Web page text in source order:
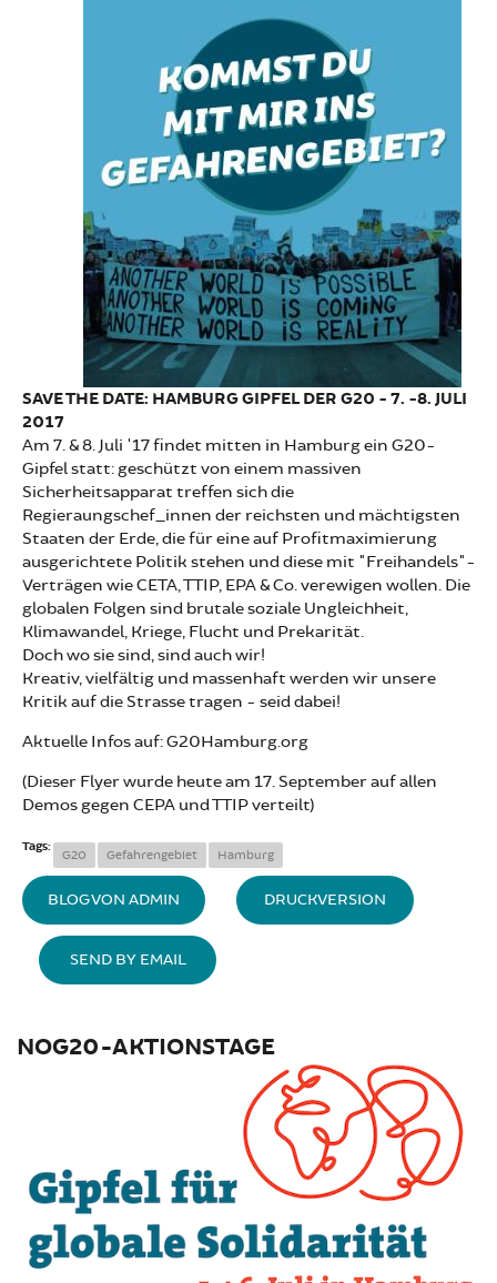
SAVE THE DATE: HAMBURG GIPFEL DER G20 - 7. -8. JULI
2017
Am 7. & 8. Juli '17 findet mitten in Hamburg ein G20-
Gipfel statt: geschützt von einem massiven
Sicherheitsapparat treffen sich die
Regieraungschef_innen der reichsten und mächtigsten
Staaten der Erde, die für eine auf Profitmaximierung
ausgerichtete Politik stehen und diese mit "Freihandels"-
Verträgen wie CETA, TTIP, EPA & Co. verewigen wollen. Die
globalen Folgen sind brutale soziale Ungleichheit,
Klimawandel, Kriege, Flucht und Prekarität.
Doch wo sie sind, sind auch wir!
Kreativ, vielfältig und massenhaft werden wir unsere
Kritik auf die Strasse tragen - seid dabei!
Aktuelle Infos auf: G20Hamburg.org
(Dieser Flyer wurde heute am 17. September auf allen
Demos gegen CEPA und TTIP verteilt)
Tags:
G20 Gefahrengebiet Hamburg
BLOG VON ADMIN DRUCKVERSION
SEND BY EMAIL
NOG20-AKTIONSTAGE